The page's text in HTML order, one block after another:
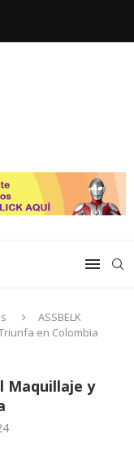
ASSBELK
en Colombia
Maquillaje y